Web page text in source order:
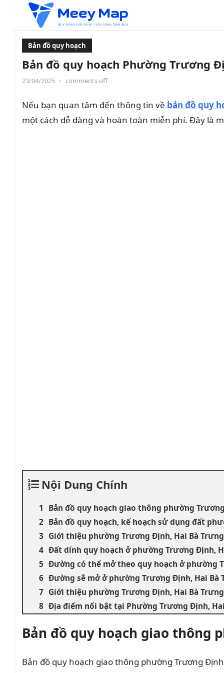
Bản đồ quy hoạch
Bản đồ quy hoạch Phường Trương
23/04/2025 • comments off
Nếu bạn quan tâm đến thông tin về bản đồ quy
một cách dễ dàng và hoàn toàn miễn phí. Đây là
Nội Dung Chính
Bản đồ quy hoạch giao thông phường
Bản đồ quy hoạch, kế hoạch sử dụng đất
Giới thiệu phường Trương Định, Hai Bà
Đất dính quy hoạch ở phường Trương Định,
Đường có thể mở theo quy hoạch ở phường
Đường sẽ mở ở phường Trương Định, Hai Bà
Giới thiệu phường Trương Định, Hai Bà
Địa điểm nổi bật tại Phường Trương Định,
Bản đồ quy hoạch giao thông
Bản đồ quy hoạch giao thông phường Trương